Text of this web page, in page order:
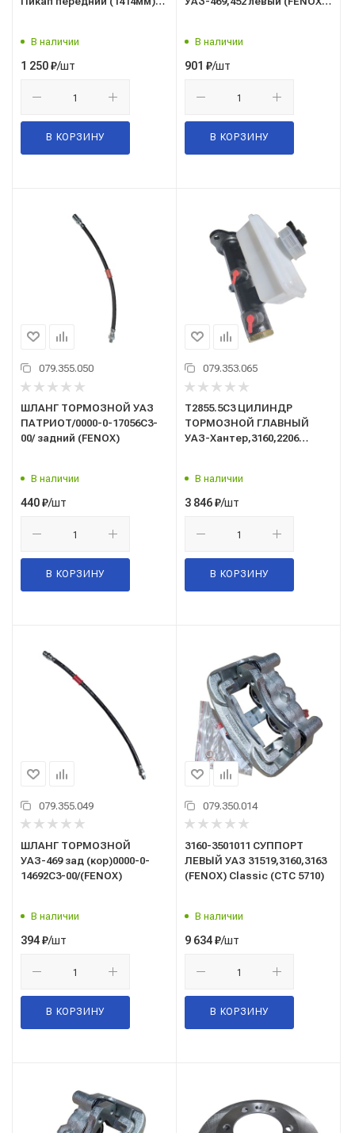
В наличии
1 250₽/шт
В КОРЗИНУ
В наличии
901 ₽/шт
В КОРЗИНУ
079.355.050
ШЛАНГ ТОРМОЗНОЙ УАЗ
ПАТРИОТ/0000-0-17056C3-
00/ задний (FENOX)
В наличии
440₽/шт
В КОРЗИНУ
079.353.065
Т2855.5С3 ЦИЛИНДР
ТОРМОЗНОЙ ГЛАВНЫЙ
УАЗ-Хантер,3160,2206
В наличии
3 846₽/шт
В КОРЗИНУ
079.355.049
ШЛАНГ ТОРМОЗНОЙ
УАЗ-469 зад (кор)0000-0-
14692C3-00/(FENOX)
В наличии
394₽/шт
В КОРЗИНУ
079.350.014
3160-3501011 СУППОРТ
ЛЕВЫЙ УАЗ 31519,3160,3163
(FENOX) Classic (CTC 5710)
В наличии
9 634₽/шт
В КОРЗИНУ